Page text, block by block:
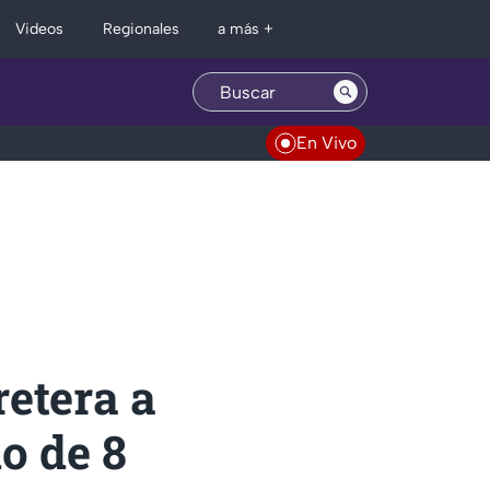
Videos Regionales a más +
En Vivo
a
de 8